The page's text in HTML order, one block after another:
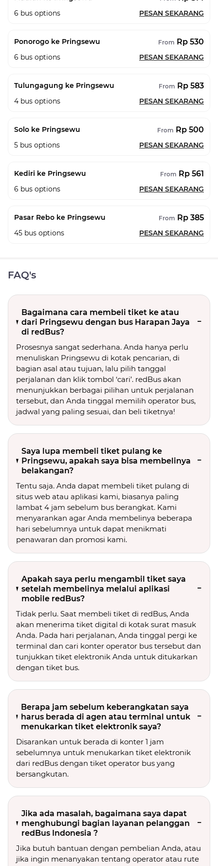
6 bus options PESAN SEKARANG
Ponorogo ke Pringsewu From Rp 530
6 bus options PESAN SEKARANG
Tulungagung ke Pringsewu From Rp 583
4 bus options PESAN SEKARANG
Solo ke Pringsewu From Rp 500
5 bus options PESAN SEKARANG
Kediri ke Pringsewu From Rp 561
6 bus options PESAN SEKARANG
Pasar Rebo ke Pringsewu From Rp 385
45 bus options PESAN SEKARANG
FAQ's
Bagaimana cara membeli tiket ke atau
dari Pringsewu dengan bus Harapan Jaya
di redBus?
Prosesnya sangat sederhana. Anda hanya perlu
menuliskan Pringsewu di kotak pencarian, di
bagian asal atau tujuan, lalu pilih tanggal
perjalanan dan klik tombol ‘cari’. redBus akan
menunjukkan berbagai pilihan untuk perjalanan
tersebut, dan Anda tinggal memilih operator bus,
jadwal yang paling sesuai, dan beli tiketnya!
Saya lupa membeli tiket pulang ke
Pringsewu, apakah saya bisa membelinya
belakangan?
Tentu saja. Anda dapat membeli tiket pulang di
situs web atau aplikasi kami, biasanya paling
lambat 4 jam sebelum bus berangkat. Kami
menyarankan agar Anda membelinya beberapa
hari sebelumnya untuk dapat menikmati
penawaran dan promosi kami.
Apakah saya perlu mengambil tiket saya
setelah membelinya melalui aplikasi
mobile redBus?
Tidak perlu. Saat membeli tiket di redBus, Anda
akan menerima tiket digital di kotak surat masuk
Anda. Pada hari perjalanan, Anda tinggal pergi ke
terminal dan cari konter operator bus tersebut dan
tunjukkan tiket elektronik Anda untuk ditukarkan
dengan tiket bus.
Berapa jam sebelum keberangkatan saya
harus berada di agen atau terminal untuk
menukarkan tiket elektronik saya?
Disarankan untuk berada di konter 1 jam
sebelumnya untuk menukarkan tiket elektronik
dari redBus dengan tiket operator bus yang
bersangkutan.
Jika ada masalah, bagaimana saya dapat
menghubungi bagian layanan pelanggan
redBus Indonesia ?
Jika butuh bantuan dengan pembelian Anda, atau
jika ingin menanyakan tentang operator atau rute